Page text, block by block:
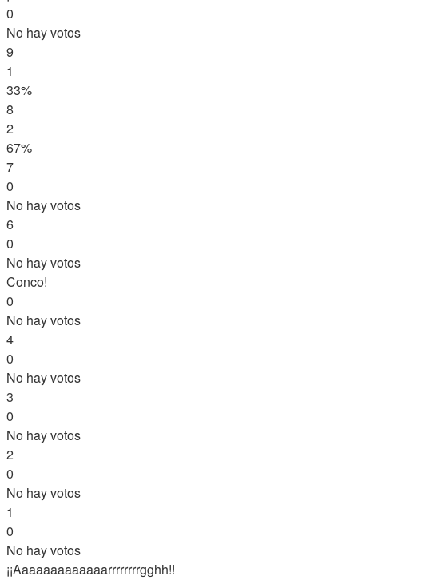
0
No hay votos
9
1
33%
8
2
67%
7
0
No hay votos
6
0
No hay votos
Conco!
0
No hay votos
4
0
No hay votos
3
0
No hay votos
2
0
No hay votos
1
0
No hay votos
¡¡Aaaaaaaaaaaaarrrrrrrrgghh!!